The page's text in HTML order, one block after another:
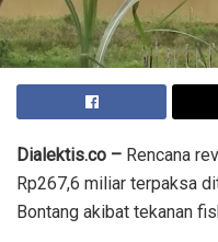
Dialektis.co – Rencana
Rp267,6 miliar terpaksa
Bontang akibat tekanan